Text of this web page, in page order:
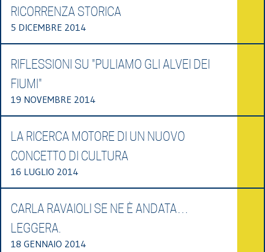
RICORRENZA STORICA
5 DICEMBRE 2014
RIFLESSIONI SU "PULIAMO GLI ALVEI DEI
FIUMI"
19 NOVEMBRE 2014
LA RICERCA MOTORE DI UN NUOVO
CONCETTO DI CULTURA
16 LUGLIO 2014
CARLA RAVAIOLI SE NE È ANDATA…
LEGGERA.
18 GENNAIO 2014